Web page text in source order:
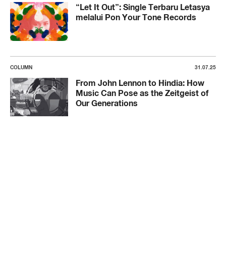
“Let It Out”: Single Terbaru Letasya
melalui Pon Your Tone Records
COLUMN 31.07.25
From John Lennon to Hindia: How
Music Can Pose as the Zeitgeist of
Our Generations